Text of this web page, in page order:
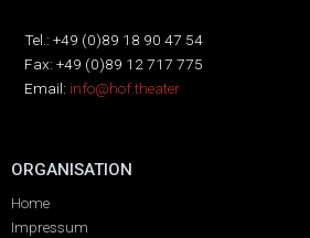
Tel.: +49 (0)89 18 90 47 54
Fax: +49 (0)89 12 717 775
Email: info@hof.theater
ORGANISATION
Home
Impressum